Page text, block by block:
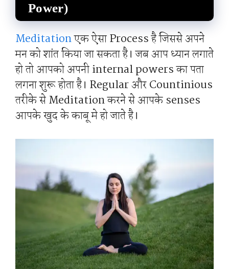
Power)
Meditationएक ऐसा Process है जिससे अपने
मन को शांत किया जा सकता है। जब आप ध्यान लगाते
हो तो आपको अपनी internal powers का पता
लगना शुरू होता है। Regular और Countinious
तरीके से Meditation करने से आपके senses
आपके खुद के काबू मे हो जाते है।